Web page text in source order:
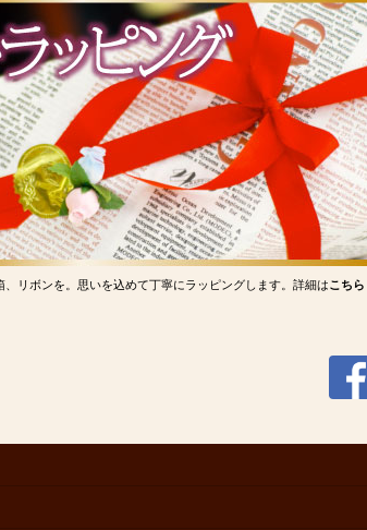
リボンを。思いを込めて丁寧にラッピングします。詳細はこちら